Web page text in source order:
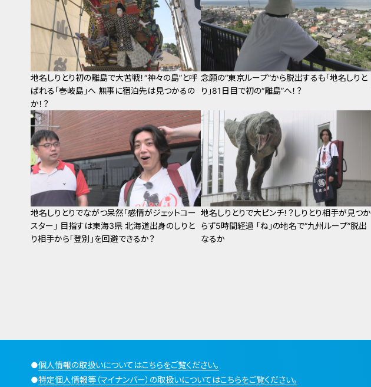
地名しりとり初の離島で大苦戦！“神々の島”と呼
ばれる「壱岐島」へ 無事に宿泊先は見つかるの
か！？
念願の“東京ループ”から脱出するも「地名しりと
り」81日目で初の“離島”へ！？
地名しりとりでながつ呆然「感情がジェットコー
スター」 目指すは東海3県 北海道出身のしりと
り相手から「登別」を回避できるか？
地名しりとりで大ピンチ！？しりとり相手が見つか
らず5時間経過 「ね」の地名で“九州ループ”脱出
なるか
●個人情報の取扱いについてはこちらをご覧ください。
●特定個人情報等（マイナンバー）の取扱いについてはこちらをご覧ください。